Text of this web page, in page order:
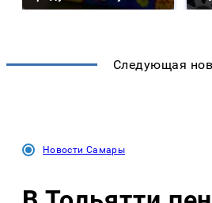
Следующая
Новости Самары